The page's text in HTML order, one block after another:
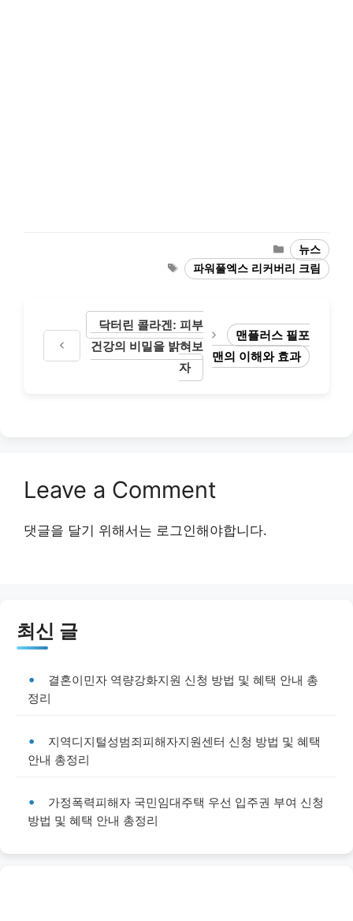
Categories
뉴스
Tags
파워풀엑스 리커버리 크림
닥터린 콜라겐: 피부
건강의 비밀을 밝혀보
자
맨플러스 필포
맨의 이해와 효과
Leave a Comment
댓글을 달기 위해서는 로그인해야합니다.
최신 글
결혼이민자 역량강화지원 신청 방법 및 혜택 안내 총
정리
지역디지털성범죄피해자지원센터 신청 방법 및 혜택
안내 총정리
가정폭력피해자 국민임대주택 우선 입주권 부여 신청
방법 및 혜택 안내 총정리